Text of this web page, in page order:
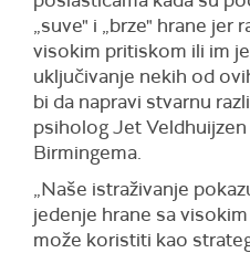
„suve" i „brze" hrane jer
visokim pritiskom ili im
uključivanje nekih od
bi da napravi stvarnu
psiholog Jet
Birmingema.
„Naše istraživanje
jedenje hrane sa
može koristiti kao